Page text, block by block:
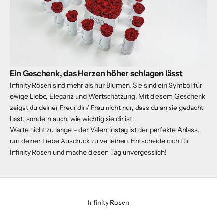
Ein Geschenk, das Herzen höher schlagen lässt
Infinity Rosen sind mehr als nur Blumen. Sie sind ein Symbol für
ewige Liebe, Eleganz und Wertschätzung. Mit diesem Geschenk
zeigst du deiner Freundin/ Frau nicht nur, dass du an sie gedacht
hast, sondern auch, wie wichtig sie dir ist.
Warte nicht zu lange – der Valentinstag ist der perfekte Anlass,
um deiner Liebe Ausdruck zu verleihen. Entscheide dich für
Infinity Rosen und mache diesen Tag unvergesslich!
Infinity Rosen